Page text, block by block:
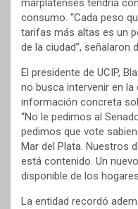
marplatenses tendría
consumo. “Cada peso
tarifas más altas es un
de la ciudad”, señalaron
El presidente de UCIP,
no busca intervenir en
información concreta
“No le pedimos al
pedimos que vote
Mar del Plata. Nuestros
está contenido. Un
disponible de los
La entidad recordó